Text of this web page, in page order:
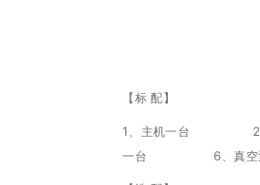
【标 配】
1、主机一台 2、
一台 6、真空泵（